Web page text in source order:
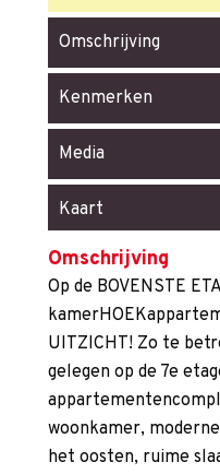
Omschrijving
Kenmerken
Media
Kaart
Omschrijving
Op de BOVENSTE
UITZICHT! Zo te
gelegen op de 7e
woonkamer,
het oosten, ruime